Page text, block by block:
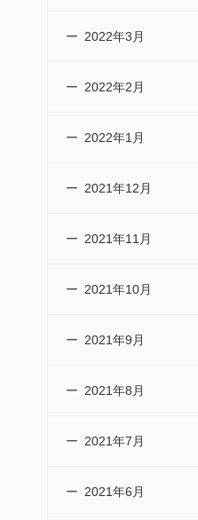
2022年3月
2022年2月
2022年1月
2021年12月
2021年11月
2021年10月
2021年9月
2021年8月
2021年7月
2021年6月